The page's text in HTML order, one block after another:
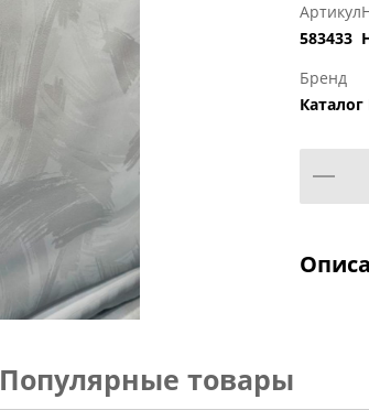
Артикул
583433
Бренд
Популярные товары